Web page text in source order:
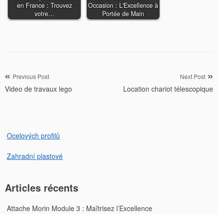
en France : Trouvez
votre…
Occasion : L'Excellence à
Portée de Main
Navigation
de
Previous Post
Video de travaux lego
Next Post
Location chariot télescopique
Ocelových profilů
Zahradní plastové
Articles récents
Attache Morin Module 3 : Maîtrisez l’Excellence